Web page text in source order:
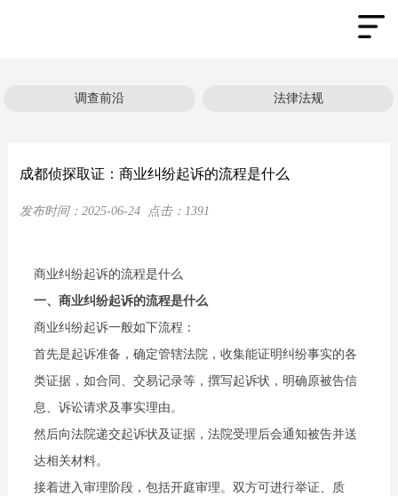
调查前沿 法律法规
成都侦探取证：商业纠纷起诉的流程是什么
发布时间： 2025-06-24点击： 1391
商业纠纷起诉的流程是什么
一、商业纠纷起诉的流程是什么
商业纠纷起诉一般如下流程：
首先是起诉准备，确定管辖法院，收集能证明纠纷事实的各
类证据，如合同、交易记录等，撰写起诉状，明确原被告信
息、诉讼请求及事实理由。
然后向法院递交起诉状及证据，法院受理后会通知被告并送
达相关材料。
接着进入审理阶段，包括开庭审理。双方可进行举证、质